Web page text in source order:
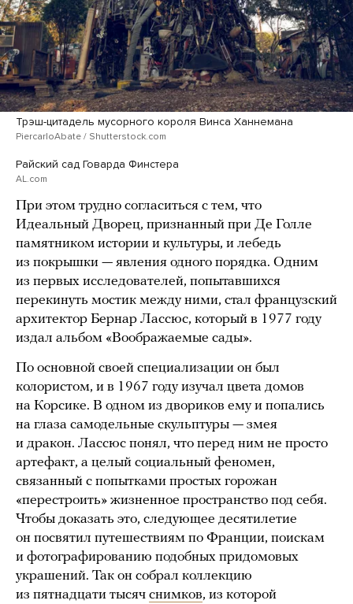
Трэш-цитадель мусорного короля Винса Ханнемана
PiercarloAbate / Shutterstock.com
Райский сад Говарда Финстера
AL.com
При этом трудно согласиться с тем, что
Идеальный Дворец, признанный при Де Голле
памятником истории и культуры, и лебедь
из покрышки — явления одного порядка. Одним
из первых исследователей, попытавшихся
перекинуть мостик между ними, стал французский
архитектор Бернар Лассюс, который в 1977 году
издал альбом «Воображаемые сады».
По основной своей специализации он был
колористом, и в 1967 году изучал цвета домов
на Корсике. В одном из двориков ему и попались
на глаза самодельные скульптуры — змея
и дракон. Лассюс понял, что перед ним не просто
артефакт, а целый социальный феномен,
связанный с попытками простых горожан
«перестроить» жизненное пространство под себя.
Чтобы доказать это, следующее десятилетие
он посвятил путешествиям по Франции, поискам
и фотографированию подобных придомовых
украшений. Так он собрал коллекцию
из пятнадцати тысяч снимков, из которой